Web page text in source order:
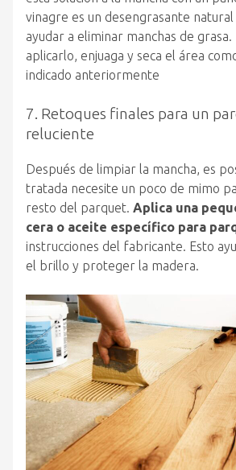
vinagre es un desengrasante
ayudar a eliminar manchas de grasa.
aplicarlo, enjuaga y seca el área
indicado anteriormente
7. Retoques finales para un
reluciente
Después de limpiar la mancha, es
tratada necesite un poco de mimo
resto del parquet. Aplica una
cera o aceite específico para
instrucciones del fabricante. Esto
el brillo y proteger la madera.